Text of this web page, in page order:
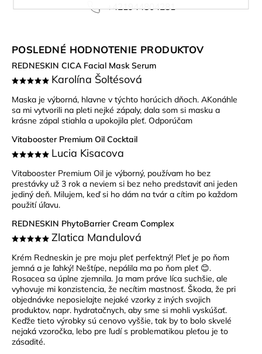
+421944804281
POSLEDNÉ HODNOTENIE PRODUKTOV
REDNESKIN CICA Facial Mask Serum
Karolína Šoltésová
Maska je výborná, hlavne v týchto horúcich dňoch. AKonáhle
sa mi vytvorili na pleti nejké zápaly, dala som si masku a
krásne zápal stiahla a upokojila pleť. Odporúčam
Vitabooster Premium Oil Cocktail
Lucia Kisacova
Vitabooster Premium Oil je výborný, používam ho bez
prestávky už 3 rok a neviem si bez neho predstaviť ani jeden
jediný deň. Milujem, keď si ho dám na tvár a cítim po každom
použití úľavu.
REDNESKIN PhytoBarrier Cream Complex
Zlatica Mandulová
Krém Redneskin je pre moju pleť perfektný! Pleť je po ňom
jemná a je ľahký! Neštípe, nepálila ma po ňom pleť 😊.
Rosacea sa úplne zjemnila. Ja mam práve líca suchšie, ale
vyhovuje mi konzistencia, že necítim mastnosť. Škoda, že pri
objednávke neposielajte nejaké vzorky z iných svojich
produktov, napr. hydratačnych, aby sme si mohli vyskúšať.
Keďže tieto výrobky sú cenovo vyššie, tak by to bolo skvelé
nejaká vzoročka, lebo pre ľudí s problematikou pleťou je to
zásadité.